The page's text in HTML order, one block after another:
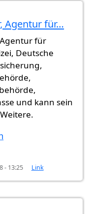
vonMarlind (nicht
Agentur für…
für
Deutsche
und kann sein
- 13:25 Link